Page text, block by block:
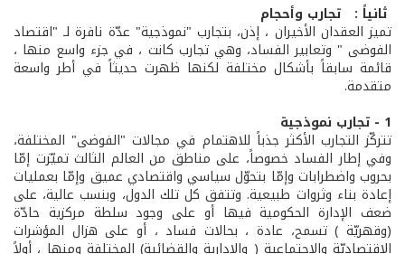
­ ثانياً : تجارب وأحجام
تميز العقدان الأخيران ، إذن، بتجارب "نموذجية" عدّة نافرة لـ "اقتصاد
الفوضى " وتعابير الفساد، وهي تجارب كانت ، في جزء واسع منها ،
قائمة سابقاً بأشكال مختلفة لكنها ظهرت حديثاً في أطر واسعة
متقدمة.
1 - تجارب نموذجية
تتركّز التجارب الأكثر جذباً للاهتمام في مجالات "الفوضى" المختلفة،
وفي إطار الفساد خصوصاً، على مناطق من العالم الثالث تميّزت إمّا
بحروب واضطرابات وإمّا بتحوّل سياسي واقتصادي عميق وإمّا بعمليات
إعادة بناء وثروات طبيعية. وتتفق كل تلك الدول، وبنسب عالية، على
ضعف الإدارة الحكومية فيها أو على وجود سلطة مركزية حادّة
(وقهريّة ) تسمح، عادة ، بحالات فساد ، أو على هزال المؤشرات
الإقتصاديّة والاجتماعية ( والإدارية والقضائية) المختلفة ومنها ، أولاً